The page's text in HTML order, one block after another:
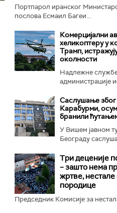
Портпарол иранског
послова Есмаил Багеи...
Комерцијални
хеликоптеру у
Трамп,
околности
Надлежне
администрације
Саслушање због
Карабурми,
бранили
У Вишем јавном
Београду
Три деценије
– зашто нема
жртве,
породице
Председник Комисије за